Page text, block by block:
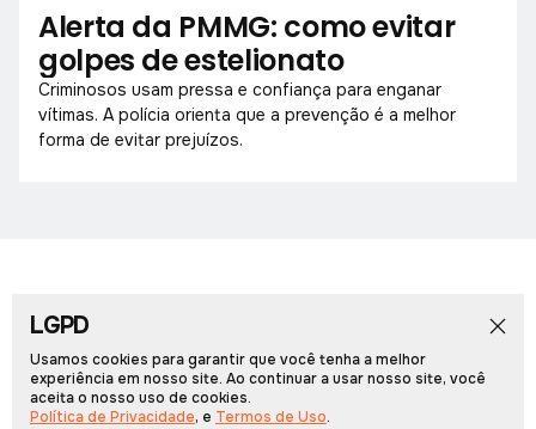
Alerta da PMMG: como evitar
golpes de estelionato
Criminosos usam pressa e confiança para enganar
vítimas. A polícia orienta que a prevenção é a melhor
forma de evitar prejuízos.
Início
Cadernos EspeciaisRádio PCN
Portal Arcos © 2026, Todos os direitos reservados.
LGPD
Usamos cookies para garantir que você tenha a melhor
experiência em nosso site. Ao continuar a usar nosso site, você
aceita o nosso uso de cookies.
Política de Privacidade, e Termos de Uso.